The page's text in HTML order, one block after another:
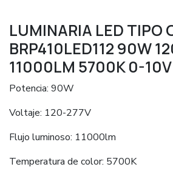
LUMINARIA LED TIPO
BRP410LED112 90W
11000LM 5700K 0-10V
Potencia: 90W
Voltaje: 120-277V
Flujo luminoso: 11000lm
Temperatura de color: 5700K